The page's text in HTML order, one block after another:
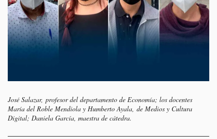
José Salazar, profesor del departamento de Economía; los docentes
María del Roble Mendiola y Humberto Ayala, de Medios y Cultura
Digital; Daniela García, maestra de cátedra.